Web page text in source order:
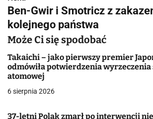
i
g
a
c
j
a
Ben-Gwir i Smotricz z
kolejnego państwa
Może Ci się spodobać
Takaichi – jako pierwszy premier
odmówiła potwierdzenia wyrzeczenia
atomowej
6 sierpnia 2026
37-letni Polak zmarł po interwencji